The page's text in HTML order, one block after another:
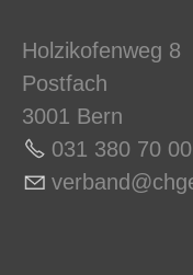
Holzikofenweg 8
Postfach
3001 Bern
031 380 70 00
v rb nd chg